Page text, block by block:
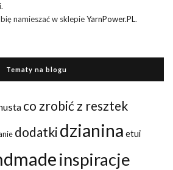
namieszać w sklepieYarnPower.PL.
Tematy na blogu
co zrobić z resztek
dodatki dzianina etui
inspiracje